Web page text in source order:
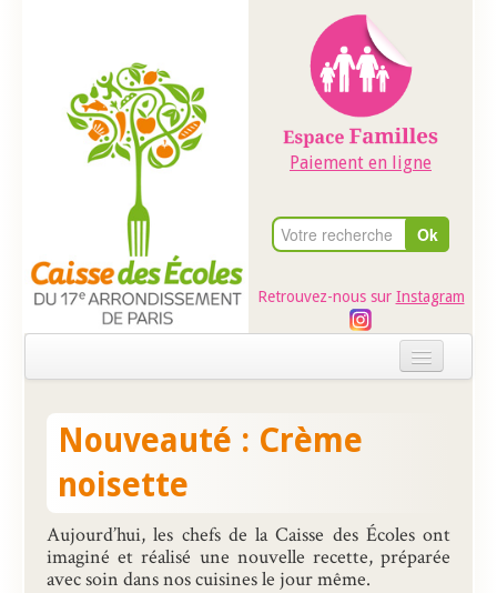
Paiement en ligne
Retrouvez-nous sur Instagram
Evénements
Ateliers dans les écoles
Présentation
Inscriptions et tarifs
Nouveauté : Crème
noisette
Aujourd’hui, les chefs de la Caisse des Écoles ont
imaginé et réalisé une nouvelle recette, préparée
avec soin dans nos cuisines le jour même.